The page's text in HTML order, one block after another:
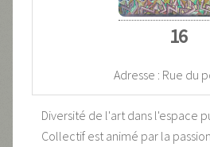
16
Adresse : Rue du
Diversité de l'art dans l'espace
Collectif est animé par la